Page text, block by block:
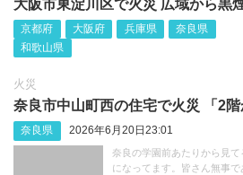
大阪市東淀川区で火災 広域から黒
京都府 大阪府 兵庫県
奈良県
和歌山県
火災
奈良市中山町西の住宅で火災 「2階
奈良県 2026年6月20日23:01
奈良の学園前あたりから見
になってます。皆さん無事で